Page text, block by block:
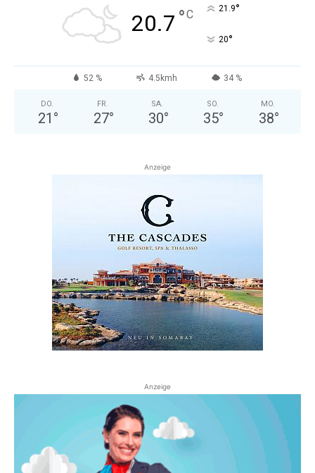
20.7 °C 21.9°
20°
52 % 4.5kmh 34 %
DO.
21 °
FR.
27°
SA.
30°
SO.
35°
MO.
38°
Anzeige
Anzeige